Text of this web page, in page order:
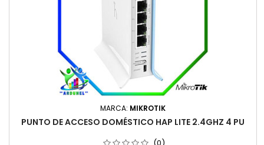
MARCA: MIKROTIK
PUNTO DE ACCESO DOMÉSTICO HAP LITE 2.4GHZ 4 PU